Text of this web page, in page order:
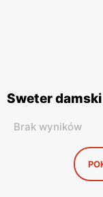
Sweter
Brak wyników